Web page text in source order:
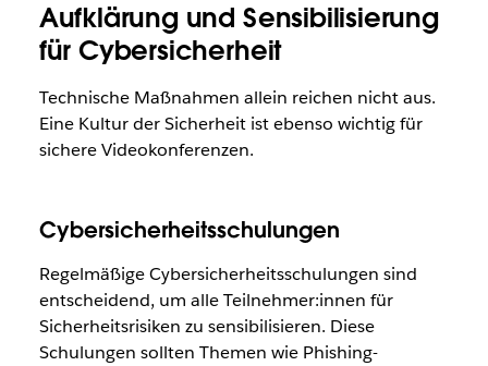
Aufklärung und Sensibilisierung
für Cybersicherheit
Technische Maßnahmen allein reichen nicht aus.
Eine Kultur der Sicherheit ist ebenso wichtig für
sichere Videokonferenzen.
Cybersicherheitsschulungen
Regelmäßige Cybersicherheitsschulungen sind
entscheidend, um alle Teilnehmer:innen für
Sicherheitsrisiken zu sensibilisieren. Diese
Schulungen sollten Themen wie Phishing-